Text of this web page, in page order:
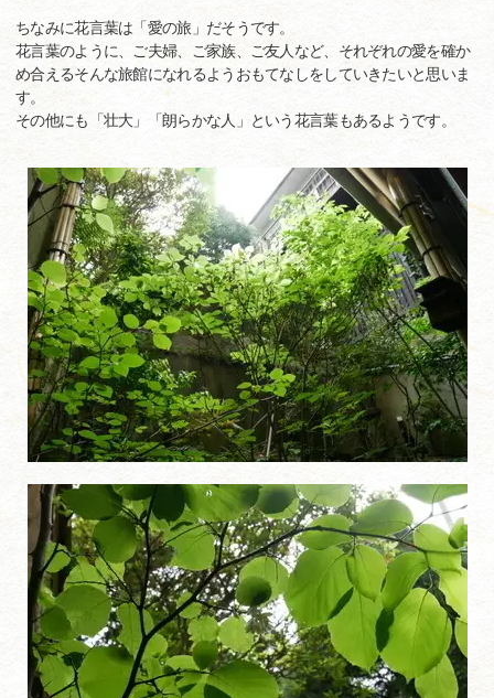
ちなみに花言葉は「愛の旅」だそうです。
花言葉のように、ご夫婦、ご家族、ご友人など、それぞれの愛を確か
め合えるそんな旅館になれるようおもてなしをしていきたいと思いま
す。
その他にも「壮大」「朗らかな人」という花言葉もあるようです。